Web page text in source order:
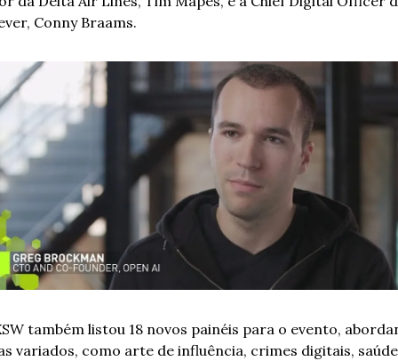
Conny Braams.
também listou 18 novos painéis para o evento,
variados, como arte de influência, crimes digitais, saúde